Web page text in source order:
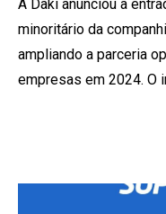
A Daki anunciou a
minoritário da
ampliando a parceria
empresas em 2024. O